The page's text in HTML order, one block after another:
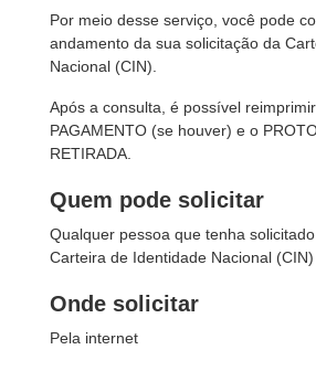
Por meio desse serviço, você pode
andamento da sua solicitação da
Nacional (CIN).
Após a consulta, é possível
PAGAMENTO (se houver) e o
RETIRADA.
Quem pode solicitar
Qualquer pessoa que tenha
Carteira de Identidade Nacional (CIN)
Onde solicitar
Pela internet